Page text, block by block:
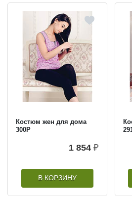
Костюм жен для дома
300Р
1 854 ₽
В КОРЗИНУ